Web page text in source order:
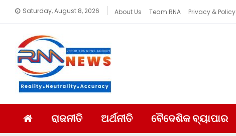
Saturday, August 8, 2026 About Us Team RNA Privacy & Policy
ରାଜନୀତି ଅର୍ଥନୀତି ବୈଦେଶିକ ବ୍ୟାପାର